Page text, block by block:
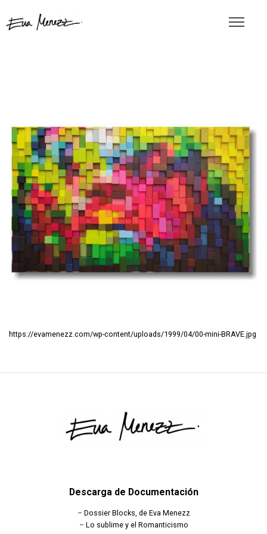
https://evamenezz.com/wp-content/uploads/1999/04/00-mini-BRAVE.jpg
Descarga de Documentación
– Dossier Blocks, de Eva Menezz
– Lo sublime y el Romanticismo